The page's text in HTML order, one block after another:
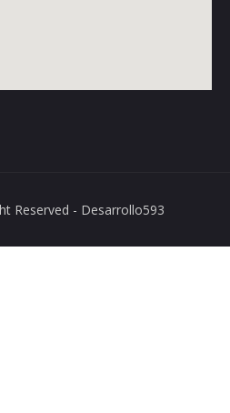
Reserved - Desarrollo593